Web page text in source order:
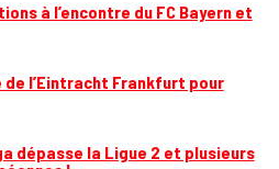
à l’encontre du FC Bayern et
l’Eintracht Frankfurt pour
dépasse la Ligue 2 et plusieurs